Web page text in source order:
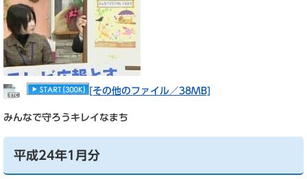
[その他のファイル／38MB]
みんなで守ろうキレイなまち
平成24年1月分